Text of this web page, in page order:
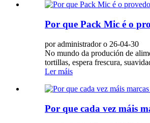
Por que Pack Mic é o
por administrador o 26-04-30
No mundo da produción de
tortillas, espera frescura,
Ler máis
Por que cada vez máis